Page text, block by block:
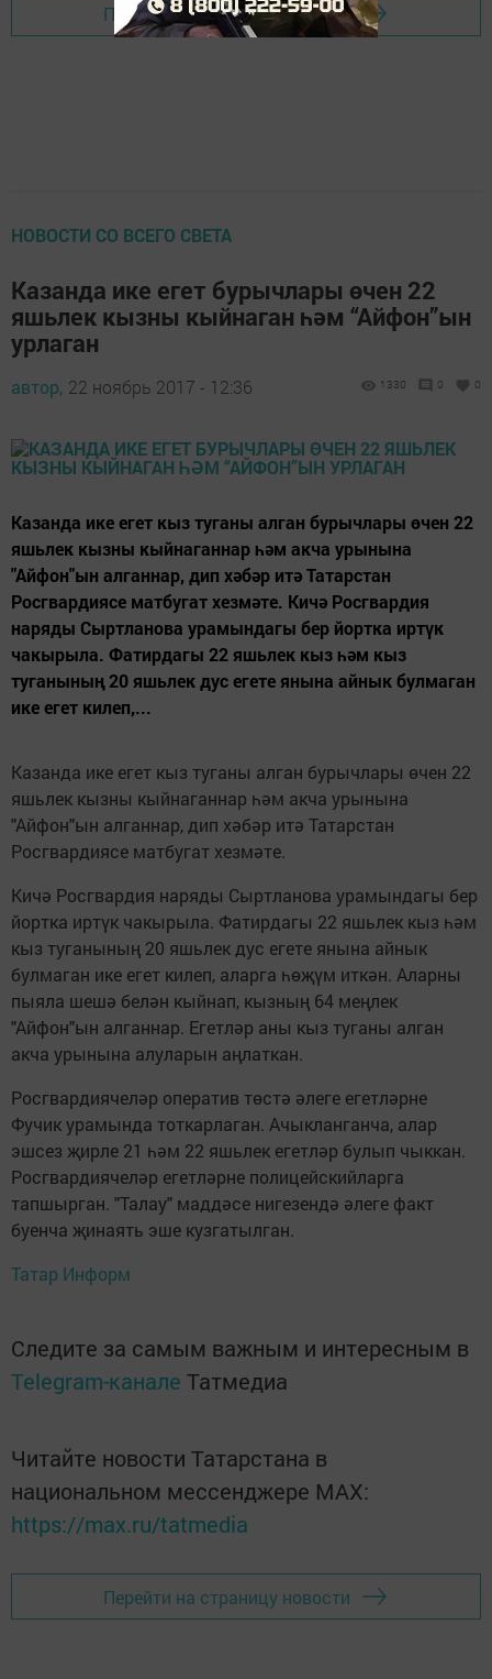
Перейти на страницу новости
НОВОСТИ СО ВСЕГО СВЕТА
Казанда ике егет бурычлары өчен 22
яшьлек кызны кыйнаган һәм “Айфон”ын
урлаган
автор, 22 ноябрь 2017 - 12:36 1330 0 0
Казанда ике егет кыз туганы алган бурычлары өчен 22
яшьлек кызны кыйнаганнар һәм акча урынына
"Айфон"ын алганнар, дип хәбәр итә Татарстан
Росгвардиясе матбугат хезмәте. Кичә Росгвардия
наряды Сыртланова урамындагы бер йортка иртүк
чакырыла. Фатирдагы 22 яшьлек кыз һәм кыз
туганының 20 яшьлек дус егете янына айнык булмаган
ике егет килеп,...
Казанда ике егет кыз туганы алган бурычлары өчен 22
яшьлек кызны кыйнаганнар һәм акча урынына
"Айфон"ын алганнар, дип хәбәр итә Татарстан
Росгвардиясе матбугат хезмәте.
Кичә Росгвардия наряды Сыртланова урамындагы бер
йортка иртүк чакырыла. Фатирдагы 22 яшьлек кыз һәм
кыз туганының 20 яшьлек дус егете янына айнык
булмаган ике егет килеп, аларга һөҗүм иткән. Аларны
пыяла шешә белән кыйнап, кызның 64 меңлек
"Айфон"ын алганнар. Егетләр аны кыз туганы алган
акча урынына алуларын аңлаткан.
Росгвардиячеләр оператив төстә әлеге егетләрне
Фучик урамында тоткарлаган. Ачыкланганча, алар
эшсез җирле 21 һәм 22 яшьлек егетләр булып чыккан.
Росгвардиячеләр егетләрне полицейскийларга
тапшырган. "Талау" маддәсе нигезендә әлеге факт
буенча җинаять эше кузгатылган.
Татар Информ
Следите за самым важным и интересным в
Telegram-канале Татмедиа
Читайте новости Татарстана в
национальном мессенджере MАХ:
https://max.ru/tatmedia
Перейти на страницу новости